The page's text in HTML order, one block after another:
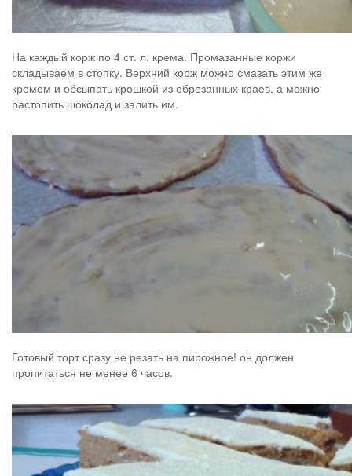
На каждый корж по 4 ст. л. крема. Промазанные коржи
складываем в стопку. Верхний корж можно смазать этим же
кремом и обсыпать крошкой из обрезанных краев, а можно
растопить шоколад и залить им.
Готовый торт сразу не резать на пирожное! он должен
пропитаться не менее 6 часов.